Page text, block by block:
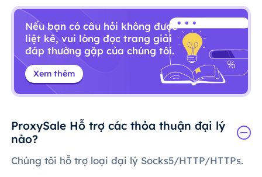
Nếu bạn có câu hỏi không được
liệt kê, vui lòng đọc trang giải
đáp thường gặp của chúng tôi.
Xem thêm
ProxySale Hỗ trợ các thỏa thuận đại lý
nào?
Chúng tôi hỗ trợ loại đại lý Socks5/HTTP/HTTPs.